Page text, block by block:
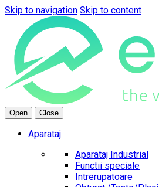
Skip to navigation Skip to content
Open Close
Aparataj
Aparataj Industrial
Functii speciale
Intrerupatoare